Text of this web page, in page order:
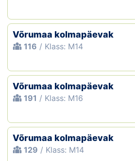
Võrumaa kolmapäevak
116 / Klass: M14
Võrumaa kolmapäevak
191 / Klass: M16
Võrumaa kolmapäevak
129 / Klass: M14